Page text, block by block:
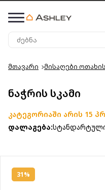
მთავარი მისაღები
ნაჭრის სკამი
კატეგორიაში არის 15
დალაგება:
31%